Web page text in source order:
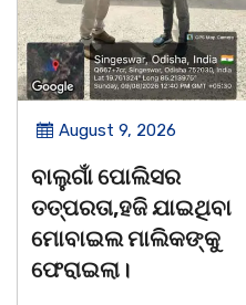
August 9, 2026
ବାଲୁଗାଁ ପୋଲିସର
ତତ୍‌ପରତା,ହଜି ଯାଇଥିବା
ମୋବାଇଲ ମାଲିକଙ୍କୁ
ଫେରାଇଲା।